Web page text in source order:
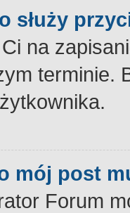
służy
na
terminie.
mój post
Forum